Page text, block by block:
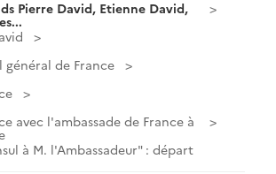
Pierre David, Etienne David,
général de France
avec l'ambassade de France à
à M. l'Ambassadeur" : départ